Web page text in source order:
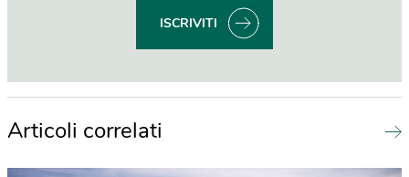
ISCRIVITI
Articoli correlati